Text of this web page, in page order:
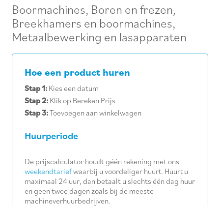
Boormachines, Boren en frezen,
Breekhamers en boormachines,
Metaalbewerking en lasapparaten
Hoe een product huren
Stap 1: Kies een datum
Stap 2: Klik op Bereken Prijs
Stap 3:Toevoegen aan winkelwagen
Huurperiode
De prijscalculator houdt géén rekening met ons
weekendtariefwaarbij u voordeliger huurt. Huurt u
maximaal 24 uur, dan betaalt u slechts één dag huur
en geen twee dagen zoals bij de meeste
machineverhuurbedrijven.